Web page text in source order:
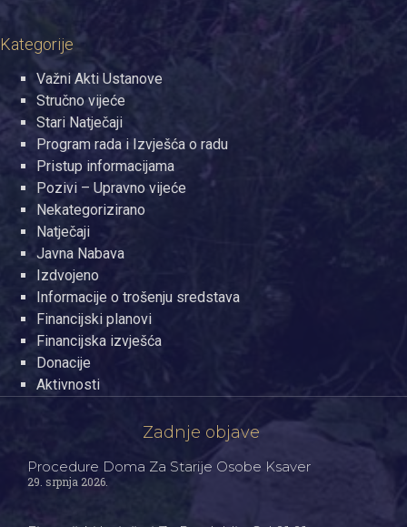
Kategorije
Važni Akti Ustanove
Stručno vijeće
Stari Natječaji
Program rada i Izvješća o radu
Pristup informacijama
Pozivi – Upravno vijeće
Nekategorizirano
Natječaji
Javna Nabava
Izdvojeno
Informacije o trošenju sredstava
Financijski planovi
Financijska izvješća
Donacije
Aktivnosti
Zadnje objave
Procedure Doma Za Starije Osobe Ksaver
29. srpnja 2026.